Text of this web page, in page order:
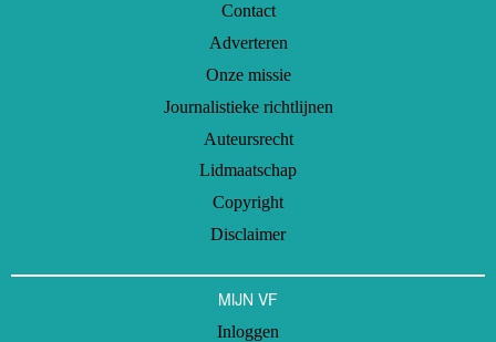
Contact
Adverteren
Onze missie
Journalistieke richtlijnen
Auteursrecht
Lidmaatschap
Copyright
Disclaimer
MIJN VF
Inloggen